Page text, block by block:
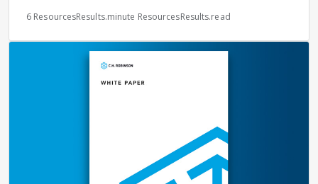
6 ResourcesResults.minute ResourcesResults.read